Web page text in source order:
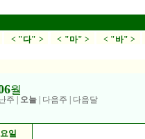
< "다" > < "마" > < "바" >
월
주 오늘 다음주 다음달
일